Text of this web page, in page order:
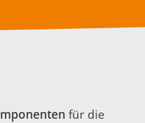
für die